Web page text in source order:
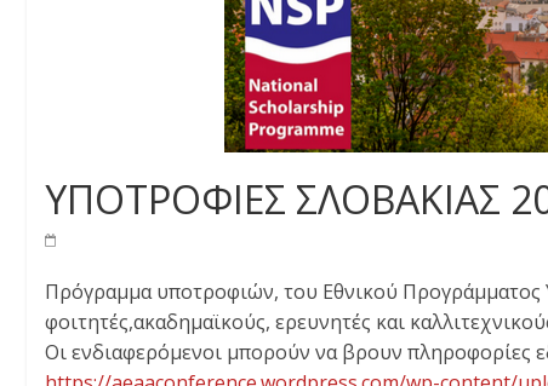
ΥΠΟΤΡΟΦΙΕΣ ΣΛΟΒΑΚΙΑΣ
Πρόγραμμα υποτροφιών, του Εθνικού Προγράμματος
φοιτητές,ακαδημαϊκούς, ερευνητές και
Οι ενδιαφερόμενοι μπορούν να βρουν πληροφορίες